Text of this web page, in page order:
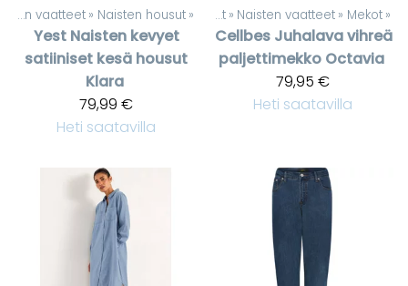
Naisten vaatteet ‪» Naisten housut ‪»
Yest Naisten kevyet
satiiniset kesä housut
Klara
79,99 €
Heti saatavilla
Tuotteet ‪» Naisten vaatteet ‪» Mekot ‪»
Cellbes Juhalava vihreä
paljettimekko Octavia
79,95 €
Heti saatavilla